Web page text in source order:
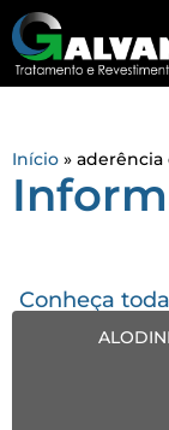
Início »
Conheça